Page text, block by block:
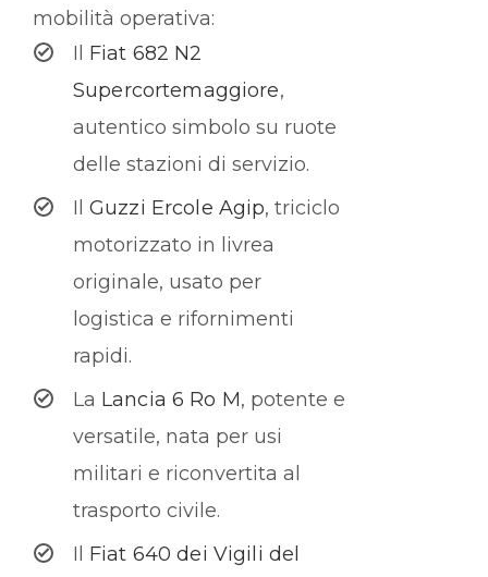
mobilità operativa:
Il Fiat 682 N2
Supercortemaggiore,
autentico simbolo su ruote
delle stazioni di servizio.
Il Guzzi Ercole Agip, triciclo
motorizzato in livrea
originale, usato per
logistica e rifornimenti
rapidi.
La Lancia 6 Ro M, potente e
versatile, nata per usi
militari e riconvertita al
trasporto civile.
Il Fiat 640 dei Vigili del